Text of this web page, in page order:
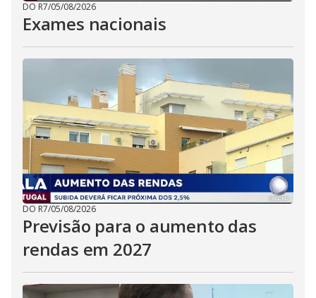
DO R7/05/08/2026
Exames nacionais
DO R7/05/08/2026
Previsão para o aumento das
rendas em 2027